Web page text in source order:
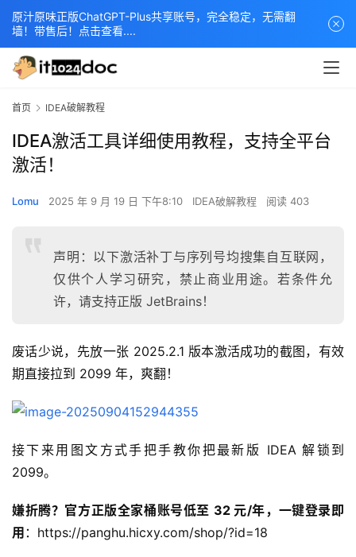
首页 IDEA破解教程
IDEA激活工具详细使用教程，支持全平台
激活！
Lomu 2025 年 9 月 19 日 下午8:10 IDEA破解教程 阅读 403
声明：以下激活补丁与序列号均搜集自互联网，
仅供个人学习研究，禁止商业用途。若条件允
许，请支持正版 JetBrains！
废话少说，先放一张 2025.2.1 版本激活成功的截图，有效
期直接拉到 2099 年，爽翻！
接下来用图文方式手把手教你把最新版 IDEA 解锁到
2099。
嫌折腾？官方正版全家桶账号低至 32 元/年，一键登录即
用 ：https://panghu.hicxy.com/shop/?id=18
原汁原味正版ChatGPT-Plus共享账号，完全稳定，无需翻
墙！带售后！点击查看....